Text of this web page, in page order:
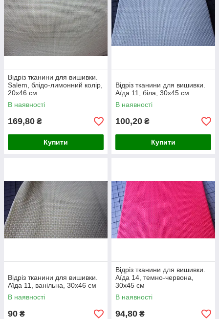
Відріз тканини для вишивки.
Salem, блідо-лимонний колір,
20х46 см
В наявності
169,80 ₴
Купити
Відріз тканини для вишивки.
Аїда 11, біла, 30х45 см
В наявності
100,20 ₴
Купити
Відріз тканини для вишивки.
Аїда 11, ванільна, 30х46 см
В наявності
90 ₴
Відріз тканини для вишивки.
Аїда 14, темно-червона,
30х45 см
В наявності
94,80 ₴